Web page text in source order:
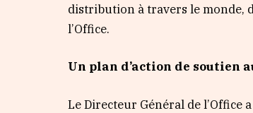
distribution à travers le monde,
l’Office.
Un plan d’action de soutien
Le Directeur Général de l’Office